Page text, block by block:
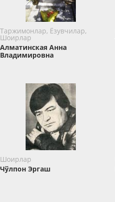
Таржимонлар, Ёзувчилар,
Шоирлар
Алматинская Анна
Владимировна
Шоирлар
Чўлпон Эргаш